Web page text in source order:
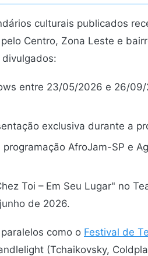
culturais publicados
Centro, Zona Leste e
entre 23/05/2026 e 26/
exclusiva durante a
programação AfroJam-SP e
Toi – Em Seu Lugar" no
de 2026.
como o Festival de
(Tchaikovsky,